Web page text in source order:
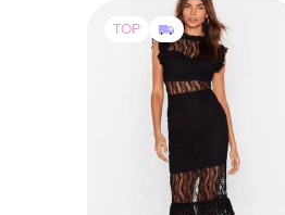
1200 грн
-12%
Платье из кружева lucy